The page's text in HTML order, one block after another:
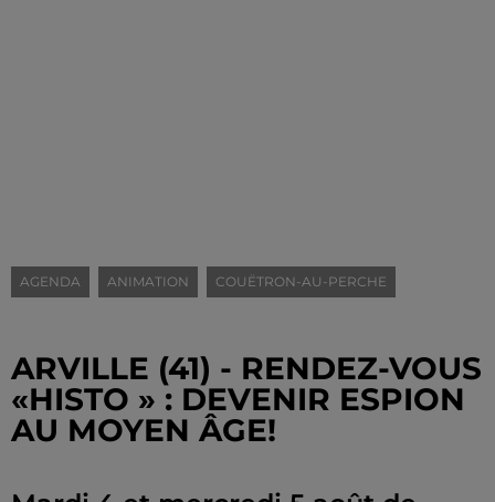
AGENDA ANIMATION COUËTRON-AU-PERCHE
ARVILLE (41) - RENDEZ-VOUS
«HISTO » : DEVENIR ESPION
AU MOYEN ÂGE!